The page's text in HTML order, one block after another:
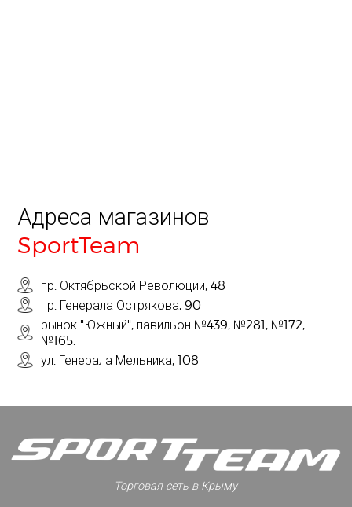
Адреса магазинов
SportTeam
пр. Октябрьской Революции, 48
пр. Генерала Острякова, 90
рынок "Южный", павильон №439, №281, №172,
№165.
ул. Генерала Мельника, 108
Торговая сеть в Крыму